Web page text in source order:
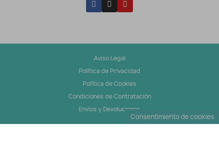
Aviso Legal
Política de Privacidad
Política de Cookies
Condiciones de Contratación
Envíos y Devoluciones
Consentimiento de cookies